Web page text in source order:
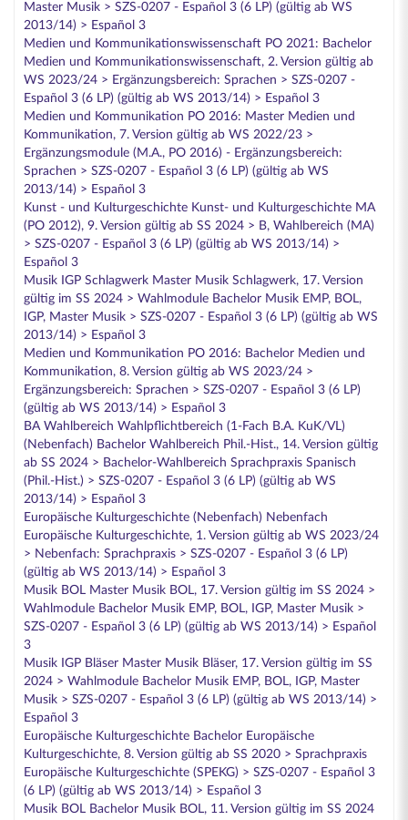
Master Musik > SZS-0207 - Español 3 (6 LP) (gültig ab WS
2013/14) > Español 3
Medien und Kommunikationswissenschaft PO 2021: Bachelor
Medien und Kommunikationswissenschaft, 2. Version gültig ab
WS 2023/24 > Ergänzungsbereich: Sprachen > SZS-0207 -
Español 3 (6 LP) (gültig ab WS 2013/14) > Español 3
Medien und Kommunikation PO 2016: Master Medien und
Kommunikation, 7. Version gültig ab WS 2022/23 >
Ergänzungsmodule (M.A., PO 2016) - Ergänzungsbereich:
Sprachen > SZS-0207 - Español 3 (6 LP) (gültig ab WS
2013/14) > Español 3
Kunst - und Kulturgeschichte Kunst- und Kulturgeschichte MA
(PO 2012), 9. Version gültig ab SS 2024 > B, Wahlbereich (MA)
> SZS-0207 - Español 3 (6 LP) (gültig ab WS 2013/14) >
Español 3
Musik IGP Schlagwerk Master Musik Schlagwerk, 17. Version
gültig im SS 2024 > Wahlmodule Bachelor Musik EMP, BOL,
IGP, Master Musik > SZS-0207 - Español 3 (6 LP) (gültig ab WS
2013/14) > Español 3
Medien und Kommunikation PO 2016: Bachelor Medien und
Kommunikation, 8. Version gültig ab WS 2023/24 >
Ergänzungsbereich: Sprachen > SZS-0207 - Español 3 (6 LP)
(gültig ab WS 2013/14) > Español 3
BA Wahlbereich Wahlpflichtbereich (1-Fach B.A. KuK/VL)
(Nebenfach) Bachelor Wahlbereich Phil.-Hist., 14. Version gültig
ab SS 2024 > Bachelor-Wahlbereich Sprachpraxis Spanisch
(Phil.-Hist.) > SZS-0207 - Español 3 (6 LP) (gültig ab WS
2013/14) > Español 3
Europäische Kulturgeschichte (Nebenfach) Nebenfach
Europäische Kulturgeschichte, 1. Version gültig ab WS 2023/24
> Nebenfach: Sprachpraxis > SZS-0207 - Español 3 (6 LP)
(gültig ab WS 2013/14) > Español 3
Musik BOL Master Musik BOL, 17. Version gültig im SS 2024 >
Wahlmodule Bachelor Musik EMP, BOL, IGP, Master Musik >
SZS-0207 - Español 3 (6 LP) (gültig ab WS 2013/14) > Español
3
Musik IGP Bläser Master Musik Bläser, 17. Version gültig im SS
2024 > Wahlmodule Bachelor Musik EMP, BOL, IGP, Master
Musik > SZS-0207 - Español 3 (6 LP) (gültig ab WS 2013/14) >
Español 3
Europäische Kulturgeschichte Bachelor Europäische
Kulturgeschichte, 8. Version gültig ab SS 2020 > Sprachpraxis
Europäische Kulturgeschichte (SPEKG) > SZS-0207 - Español 3
(6 LP) (gültig ab WS 2013/14) > Español 3
Musik BOL Bachelor Musik BOL, 11. Version gültig im SS 2024